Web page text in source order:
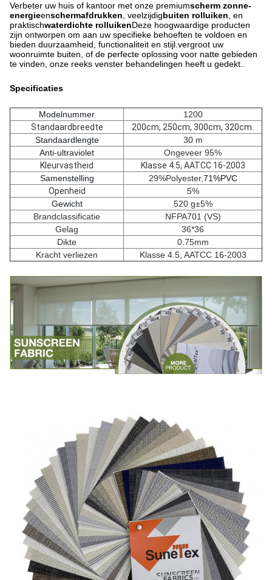
Verbeter uw huis of kantoor met onze premiumscherm zonne-
energieenschermafdrukken , veelzijdigbuiten rolluiken , en
praktischwaterdichte rolluikenDeze hoogwaardige producten
zijn ontworpen om aan uw specifieke behoeften te voldoen en
bieden duurzaamheid, functionaliteit en stijl.vergroot uw
woonruimte buiten, of de perfecte oplossing voor natte gebieden
te vinden, onze reeks venster behandelingen heeft u gedekt..
Specificaties
Modelnummer
1200
Standaardbreedte
200cm, 250cm, 300cm, 320cm.
Standaardlengte
30 m
Anti-ultraviolet
Ongeveer 95%
Kleurvastheid
Klasse 4.5, AATCC 16-2003
Samenstelling
29%Polyester,71%PVC
Openheid
5%
Gewicht
520 g±5%
Brandclassificatie
NFPA701 (VS)
Gelag
36*36
Dikte
0.75mm
Kracht verliezen
Klasse 4.5, AATCC 16-2003